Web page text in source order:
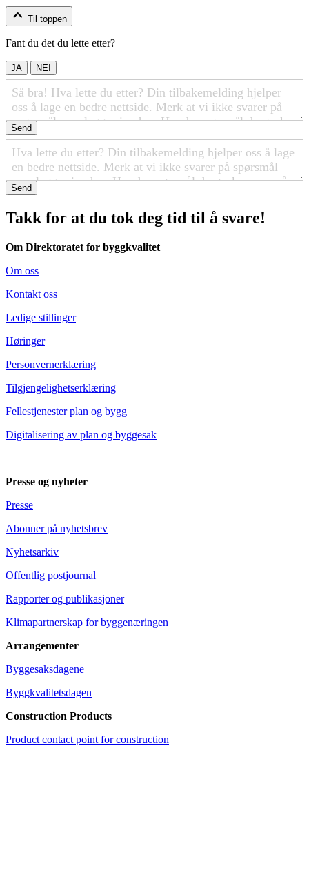
Til toppen
Fant du det du lette etter?
JA NEI
Send
Send
Takk for at du tok deg tid til å svare!
Om Direktoratet for byggkvalitet
Om oss
Kontakt oss
Ledige stillinger
Høringer
Personvernerklæring
Tilgjengelighetserklæring
Fellestjenester plan og bygg
Digitalisering av plan og byggesak
Presse og nyheter
Presse
Abonner på nyhetsbrev
Nyhetsarkiv
Offentlig postjournal
Rapporter og publikasjoner
Klimapartnerskap for byggenæringen
Arrangementer
Byggesaksdagene
Byggkvalitetsdagen
Construction Products
Product contact point for construction